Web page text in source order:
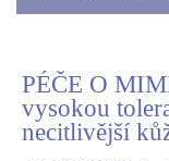
PÉČE O
vysokou
necitlivější